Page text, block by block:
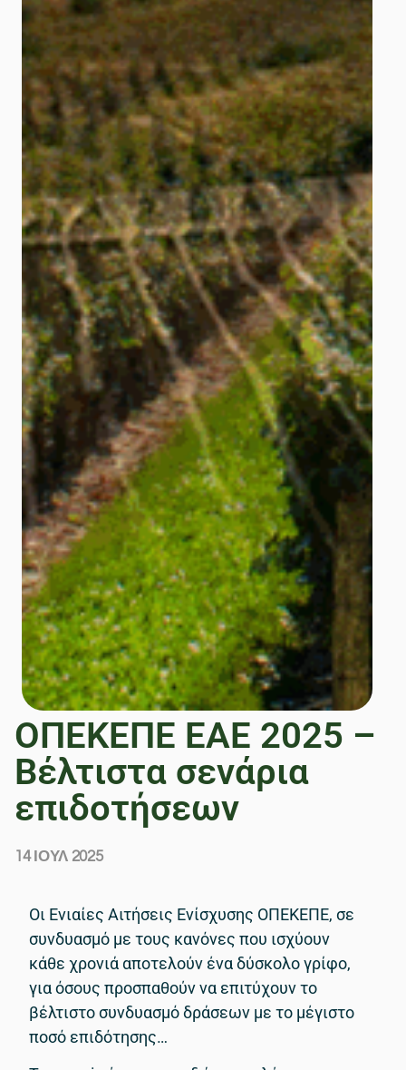
ΟΠΕΚΕΠΕ ΕΑΕ 2025 –
Βέλτιστα σενάρια
επιδοτήσεων
14 ΙΟΎΛ 2025
Οι Ενιαίες Αιτήσεις Ενίσχυσης ΟΠΕΚΕΠΕ, σε
συνδυασμό με τους κανόνες που ισχύουν
κάθε χρονιά αποτελούν ένα δύσκολο γρίφο,
για όσους προσπαθούν να επιτύχουν το
βέλτιστο συνδυασμό δράσεων με το μέγιστο
ποσό επιδότησης…